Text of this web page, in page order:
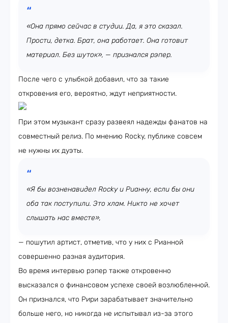
«Она прямо сейчас в студии. Да, я это сказал.
Прости, детка. Брат, она работает. Она готовит
материал. Без шуток», — признался рэпер.
После чего с улыбкой добавил, что за такие
откровения его, вероятно, ждут неприятности.
При этом музыкант сразу развеял надежды фанатов на
совместный релиз. По мнению Rocky, публике совсем
не нужны их дуэты.
«Я бы возненавидел Rocky и Рианну, если бы они
оба так поступили. Это хлам. Никто не хочет
слышать нас вместе»,
— пошутил артист, отметив, что у них с Рианной
совершенно разная аудитория.
Во время интервью рэпер также откровенно
высказался о финансовом успехе своей возлюбленной.
Он признался, что Рири зарабатывает значительно
больше него, но никогда не испытывал из-за этого